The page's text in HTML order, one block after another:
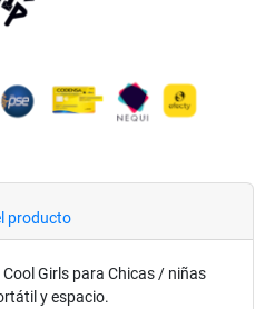
producto
Girls para Chicas / niñas
y espacio.